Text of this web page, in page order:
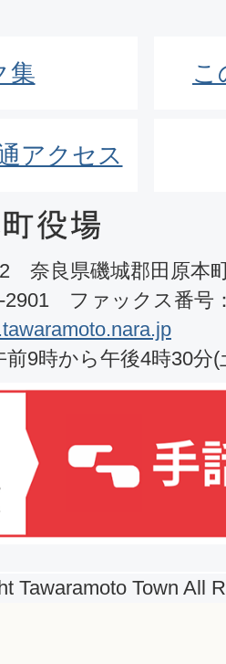
集 こ
アクセス
奈良県磯城郡田原本
2901 ファックス番号
9時から午後4時30分
Tawaramoto Town All